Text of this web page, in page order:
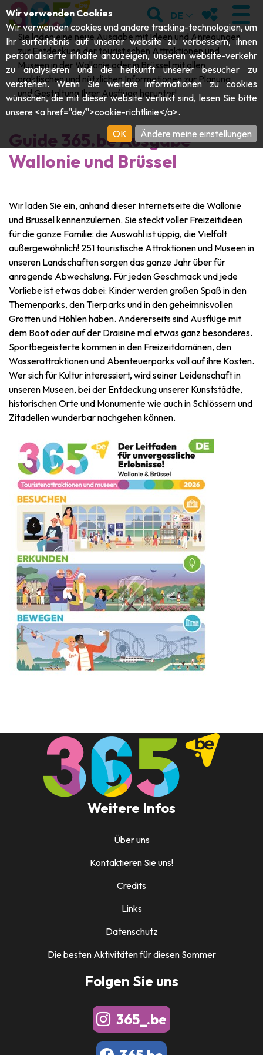
BESUCHEN
Abteien & Religiöse Monumente
Kunst
Schlösser, Zitadellen & Belfriede
Folklore & Lokale Geschichte
Geschichte
Wissenschaftsparks
Automobil- & Eisenbahnerbe
Industrie- & Technikerbe
Regionalprodukte
Gedächtnistourismus
UNESCO erbe
ENTDECKEN
Höhlen
Garten, Parks & Naturstätten
SICH BEWEGEN
Touristen-& Kreuzfahrt-Schiffe
Kajaks
Abenteuerparks
Themen- und Freizeitpark
Unterhaltungs-& Aqua-Parks
VERANSTALTUNGEN
DIE BESTEN AKTIVITÄTEN FÜR
DIESEN SOMMER
GUIDE DOWNLOADEN
SUCHEN
DE MEINE
Sie laden eine neue Ausgabe mit Ideen und Anregungen
zur Entdeckung der touristischen Attraktionen und
Museen in der Wallonie oder in Brüssel mit allen
praktischen und nützlichen Informationen zur Planung
und Gestaltung Ihrer Ausflüge herunter!
Guide 365.be Ausgabe
Wallonie und Brüssel
Wir laden Sie ein, anhand dieser Internetseite die Wallonie
und Brüssel kennenzulernen. Sie steckt voller Freizeitideen
für die ganze Familie: die Auswahl ist üppig, die Vielfalt
außergewöhnlich! 251 touristische Attraktionen und Museen in
unseren Landschaften sorgen das ganze Jahr über für
anregende Abwechslung. Für jeden Geschmack und jede
Vorliebe ist etwas dabei: Kinder werden großen Spaß in den
Themenparks, den Tierparks und in den geheimnisvollen
Grotten und Höhlen haben. Andererseits sind Ausflüge mit
dem Boot oder auf der Draisine mal etwas ganz besonderes.
Sportbegeisterte kommen in den Freizeitdomänen, den
Wasserattraktionen und Abenteuerparks voll auf ihre Kosten.
Wer sich für Kultur interessiert, wird seiner Leidenschaft in
unseren Museen, bei der Entdeckung unserer Kunststädte,
historischen Orte und Monumente wie auch in Schlössern und
Zitadellen wunderbar nachgehen können.
Weitere Infos
Über uns
Kontaktieren Sie uns!
Credits
Links
Datenschutz
Die besten Aktivitäten für diesen Sommer
Folgen Sie uns
365_.be
Wir verwenden Cookies
Wir verwenden cookies und andere tracking-technologien, um
Ihr surferlebnis auf unserer website zu verbessern, ihnen
personalisierte inhalte anzuzeigen, unseren website-verkehr
zu analysieren und die herkunft unserer besucher zu
verstehen. Wenn Sie weitere informationen zu cookies
wünschen, die mit dieser website verlinkt sind, lesen Sie bitte
unsere <a href="de/">cookie-richtlinie</a>.
OK
Ändere meine einstellungen